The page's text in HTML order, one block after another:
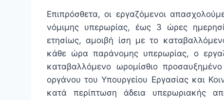
Επιπρόσθετα, οι εργαζόμενοι
νόμιμης υπερωρίας, έως 3 ώρες
ετησίως, αμοιβή ίση με το
κάθε ώρα παράνομης υπερωρίας, ο
καταβαλλόμενο ωρομίσθιο
οργάνου του Υπουργείου Εργασίας και
κατά περίπτωση άδεια υπερωριακής